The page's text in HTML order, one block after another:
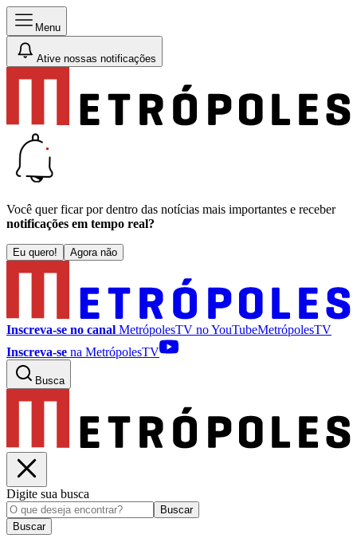
Menu
Ative nossas notificações
Você quer ficar por dentro das notícias mais importantes e receber
notificações em tempo real?
Eu quero! Agora não
Inscreva-se no canal MetrópolesTV noYouTubeMetrópolesTV
Inscreva-se na MetrópolesTV
Busca
Digite sua busca
Buscar
Buscar